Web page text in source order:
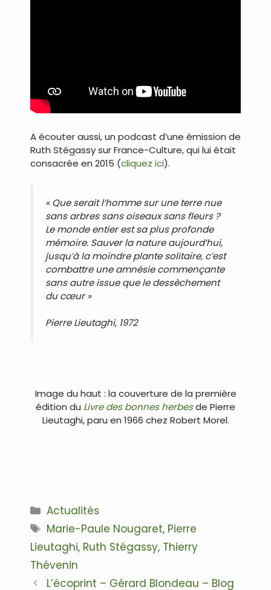
A écouter aussi, un podcast d’une émission de
Ruth Stégassy sur France-Culture, qui lui était
consacrée en 2015 (cliquez ici).
«Que serait l’homme sur une terre nue
sans arbres sans oiseaux sans fleurs ?
Le monde entier est sa plus profonde
mémoire. Sauver la nature aujourd’hui,
jusqu’à la moindre plante solitaire, c’est
combattre une amnésie commençante
sans autre issue que le dessèchement
du cœur»
Pierre Lieutaghi, 1972
Image du haut : la couverture de la première
édition du Livre des bonnes herbesde Pierre
Lieutaghi, paru en 1966 chez Robert Morel.
Catégories
Actualités
Étiquettes
Marie-Paule Nougaret, Pierre
Lieutaghi, Ruth Stégassy, Thierry
Thévenin
Navigation
L’écoprint – Gérard Blondeau – Blog